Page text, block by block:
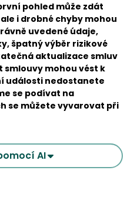
pohled může zdát
i drobné chyby mohou
uvedené údaje,
špatný výběr rizikové
aktualizace smluv
smlouvy mohou vést k
události nedostanete
se podívat na
se můžete vyvarovat při
AI